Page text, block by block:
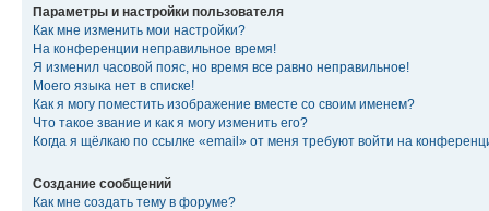
Параметры и настройки пользователя
Как мне изменить мои настройки?
На конференции неправильное время!
Я изменил часовой пояс, но время все равно неправильное!
Моего языка нет в списке!
Как я могу поместить изображение вместе со своим именем?
Что такое звание и как я могу изменить его?
Когда я щёлкаю по ссылке «email» от меня требуют войти на
Создание сообщений
Как мне создать тему в форуме?